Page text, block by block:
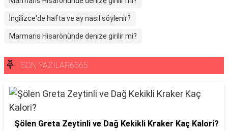
İngilizce'de hafta ve ay nasıl söylenir?
Marmaris Hisarönünde denize girilir mi?
SON YAZILAR6565
Şölen Greta Zeytinli ve Dağ Kekikli Kraker Kaç Kalori?